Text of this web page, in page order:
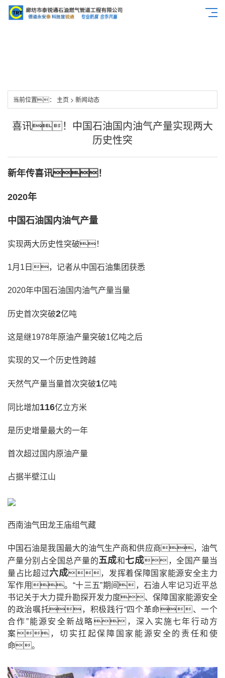
当前位置： 主页 > 新闻动态
喜讯！中国石油国内油气产量实现两大
历史性突
新年传喜讯！
2020年
中国石油国内油气产量
实现两大历史性突破！
1月1日，记者从中国石油集团获悉
2020年中国石油国内油气产量当量
历史首次突破2亿吨
这是继1978年原油产量突破1亿吨之后
实现的又一个历史性跨越
天然气产量当量首次突破1亿吨
同比增加116亿立方米
是历史增量最大的一年
首次超过国内原油产量
占据半壁江山
西南油气田龙王庙组气藏
中国石油是我国最大的油气生产商和供应商，油气
产量分别占全国总产量的五成和七成，全国产量当
量占比超过六成，发挥着保障国家能源安全主力
军作用。“十三五”期间，石油人牢记习近平总
书记关于大力提升勘探开发力度、保障国家能源安全
的政治嘱托，积极践行“四个革命、一个
合作”能源安全新战略，深入实施七年行动方
案，切实扛起保障国家能源安全的责任和使
命。